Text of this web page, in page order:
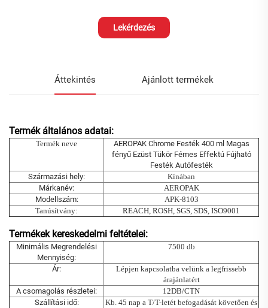
Lekérdezés
Áttekintés Ajánlott termékek
Termék általános adatai:
Termék neve
AEROPAK Chrome Festék 400 ml Magas
fényű Ezüst Tükör Fémes Effektú Fújható
Festék Autófesték
Származási hely:
Kínában
Márkanév:
AEROPAK
Modellszám:
APK-8103
Tanúsítvány:
REACH, ROSH, SGS, SDS, ISO9001
Termékek kereskedelmi feltételei:
Minimális Megrendelési
Mennyiség:
7500 db
Ár:
Lépjen kapcsolatba velünk a legfrissebb
árajánlatért
A csomagolás részletei:
12DB/CTN
Szállítási idő:
Kb. 45 nap a T/T-letét befogadását követően és